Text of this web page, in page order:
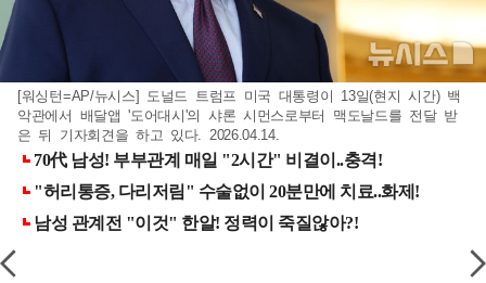
[워싱턴=AP/뉴시스] 도널드 트럼프 미국 대통령이 13일(현지 시간) 백
악관에서 배달앱 '도어대시'의 샤론 시먼스로부터 맥도날드를 전달 받
은 뒤 기자회견을 하고 있다. 2026.04.14.